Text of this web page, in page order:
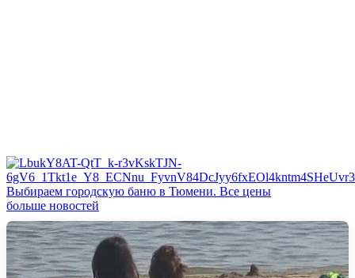
Выбираем городскую баню в Тюмени. Все цены
больше новостей